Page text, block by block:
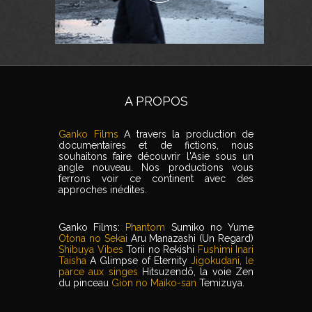
A PROPOS
Ganko Films A travers la production de
documentaires et de fictions, nous
souhaitons faire découvrir l'Asie sous un
angle nouveau. Nos productions vous
ferrons voir ce continent avec des
approches inédites.
Ganko Films: Phantom Sumiko no Yume
Otona no Sekai Aru Manazashi (Un Regard)
Shibuya Vibes Torii no Rekishi Fushimi Inari
Taisha A Glimpse of Eternity Jigokudani, le
parce aux singes Hitsuzendō, la voie Zen
du pinceau Gion no Maiko-san Temizuya.